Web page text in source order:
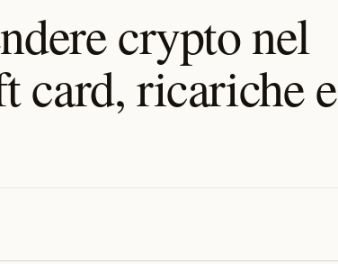
crypto nel
ricariche e